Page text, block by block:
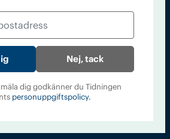
tidning om droger och nykterhet
Bondegatan 21, 116 33 Stockholm
accent@iogt.se
barbro@a4.se.
Nej, tack
dig godkänner du Tidningen
personuppgiftspolicy.